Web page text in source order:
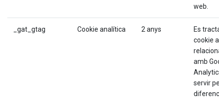
web.
_gat_gtag Cookie analítica 2 anys
Es
cookie
amb
servir